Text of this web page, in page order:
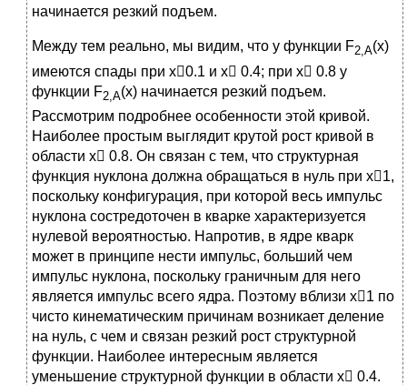
начинается резкий подъем.
Между тем реально, мы видим, что у функции F2,A(x)
имеются спады при x0.1 и x 0.4; при x 0.8 у
функции F2, A(x) начинается резкий подъем.
Рассмотрим подробнее особенности этой кривой.
Наиболее простым выглядит крутой рост кривой в
области x 0.8. Он связан с тем, что структурная
функция нуклона должна обращаться в нуль при x1,
поскольку конфигурация, при которой весь импульс
нуклона состредоточен в кварке характеризуется
нулевой вероятностью. Напротив, в ядре кварк
может в принципе нести импульс, больший чем
импульс нуклона, поскольку граничным для него
является импульс всего ядра. Поэтому вблизи x1 по
чисто кинематическим причинам возникает деление
на нуль, с чем и связан резкий рост структурной
функции. Наиболее интересным является
уменьшение структурной функции в области x 0.4.